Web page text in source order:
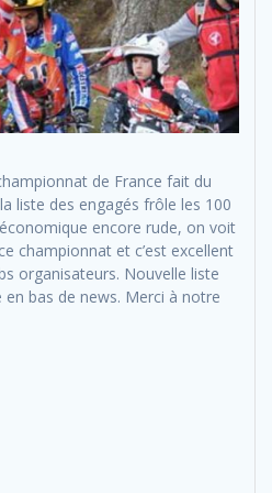
de France fait du
liste des engagés frôle les 100
encore rude, on voit
championnat et c’est excellent
organisateurs. Nouvelle liste
bas de news. Merci à notre